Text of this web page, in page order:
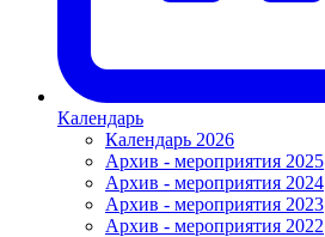
Календарь
Календарь 2026
Архив - мероприятия 2025
Архив - мероприятия 2024
Архив - мероприятия 2023
Архив - мероприятия 2022